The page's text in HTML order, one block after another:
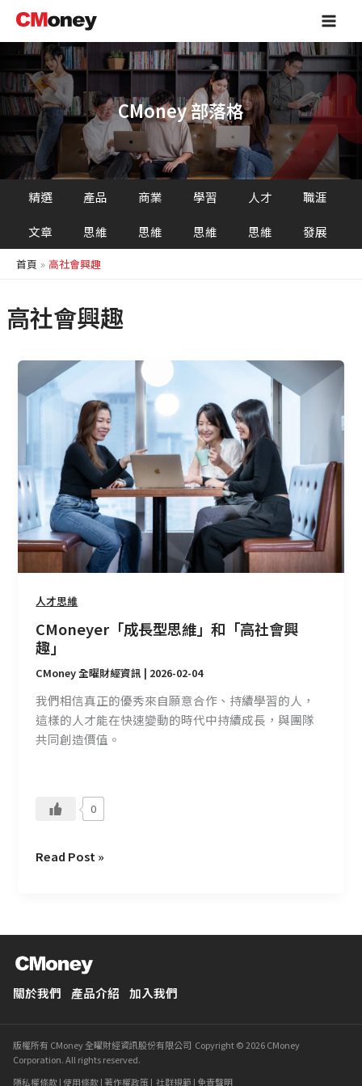
主
容
Main
CMoney 部落格
精選
文章
產品
思維
商業
思維
學習
思維
人才
思維
職涯
發展
首頁 高社會興趣
高社會興趣
人才思維
CMoneyer「成長型思維」和「高社會興
趣」
CMoney 全曜財經資訊 | 2026-02-04
我們相信真正的優秀來自願意合作、持續學習的人，
這樣的人才能在快速變動的時代中持續成長，與團隊
共同創造價值。
0
CMoneyer「成
長
型
維」
和
「高
社
會
興
Read Post »
關於我們 產品介紹 加入我們
版權所有 CMoney 全曜財經資訊股份有限公司 Copyright © 2026 CMoney
Corporation. All rights reserved.
隱私權條款|使用條款| 著作權政策| 社群規範 | 免責聲明